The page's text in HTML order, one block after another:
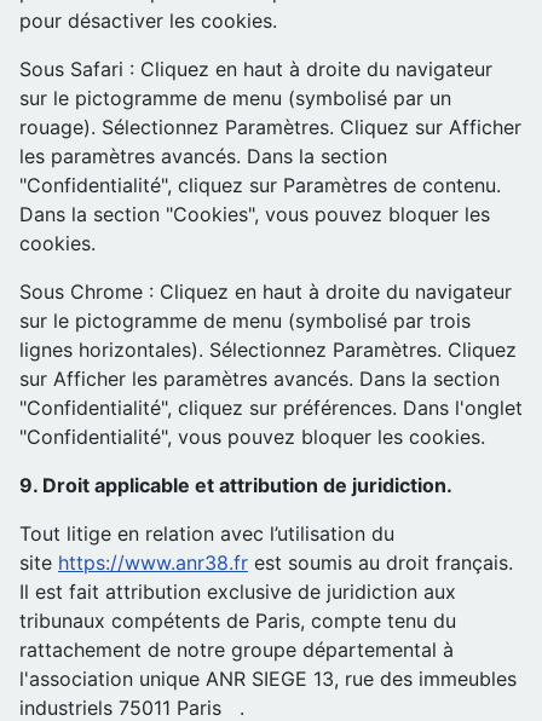
pour désactiver les cookies.
Sous Safari : Cliquez en haut à droite du navigateur
sur le pictogramme de menu (symbolisé par un
rouage). Sélectionnez Paramètres. Cliquez sur Afficher
les paramètres avancés. Dans la section
"Confidentialité", cliquez sur Paramètres de contenu.
Dans la section "Cookies", vous pouvez bloquer les
cookies.
Sous Chrome : Cliquez en haut à droite du navigateur
sur le pictogramme de menu (symbolisé par trois
lignes horizontales). Sélectionnez Paramètres. Cliquez
sur Afficher les paramètres avancés. Dans la section
"Confidentialité", cliquez sur préférences. Dans l'onglet
"Confidentialité", vous pouvez bloquer les cookies.
9. Droit applicable et attribution de juridiction.
Tout litige en relation avec l’utilisation du
site https://www.anr38.fr est soumis au droit français.
Il est fait attribution exclusive de juridiction aux
tribunaux compétents de Paris, compte tenu du
rattachement de notre groupe départemental à
l'association unique ANR SIEGE 13, rue des immeubles
industriels 75011 Paris .